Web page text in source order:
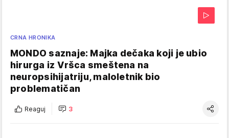
CRNA HRONIKA
MONDO saznaje: Majka dečaka koji je ubio
hirurga iz Vršca smeštena na
neuropsihijatriju, maloletnik bio
problematičan
Reaguj 3